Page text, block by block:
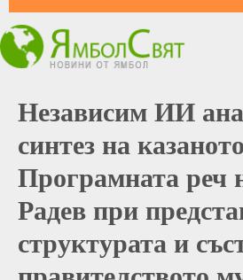
Независим ИИ
синтез на
Програмната реч
Радев при
структурата и